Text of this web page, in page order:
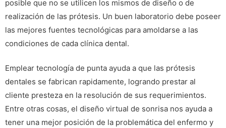
posible que no se utilicen los mismos de diseño o de
realización de las prótesis. Un buen laboratorio debe poseer
las mejores fuentes tecnológicas para amoldarse a las
condiciones de cada clínica dental.
Emplear tecnología de punta ayuda a que las prótesis
dentales se fabrican rapidamente, logrando prestar al
cliente presteza en la resolución de sus requerimientos.
Entre otras cosas, el diseño virtual de sonrisa nos ayuda a
tener una mejor posición de la problemática del enfermo y